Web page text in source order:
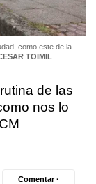
como este de la
TOIMIL
de las
nos lo
Comentar ·